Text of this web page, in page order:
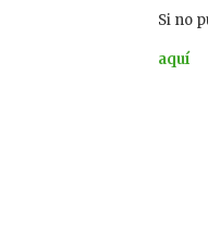
Si no
aquí